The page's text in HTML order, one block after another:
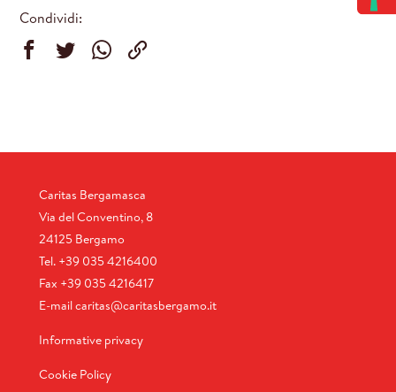
Condividi:
Caritas Bergamasca
Via del Conventino, 8
24125 Bergamo
Tel. +39 035 4216400
Fax +39 035 4216417
E-mailcaritas@caritasbergamo.it
Informative privacy
Cookie Policy